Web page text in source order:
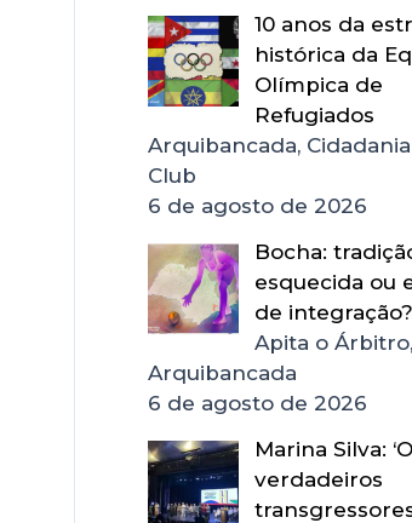
10 anos da
histórica da
Olímpica de
Refugiados
Arquibancada,
Club
6 de agosto de 2026
Bocha:
esquecida ou
de integração?
Apita o Árbitro,
Arquibancada
6 de agosto de 2026
Marina Silva:
verdadeiros